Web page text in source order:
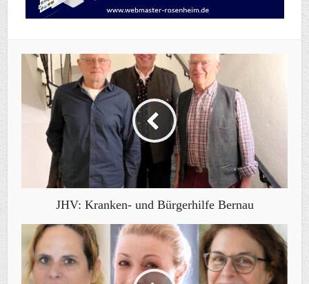
JHV: Kranken- und Bürgerhilfe Bernau